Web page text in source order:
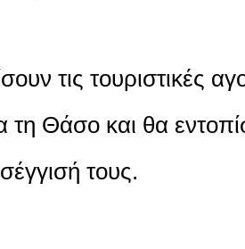
τις τουριστικές
τη Θάσο και θα
τους.